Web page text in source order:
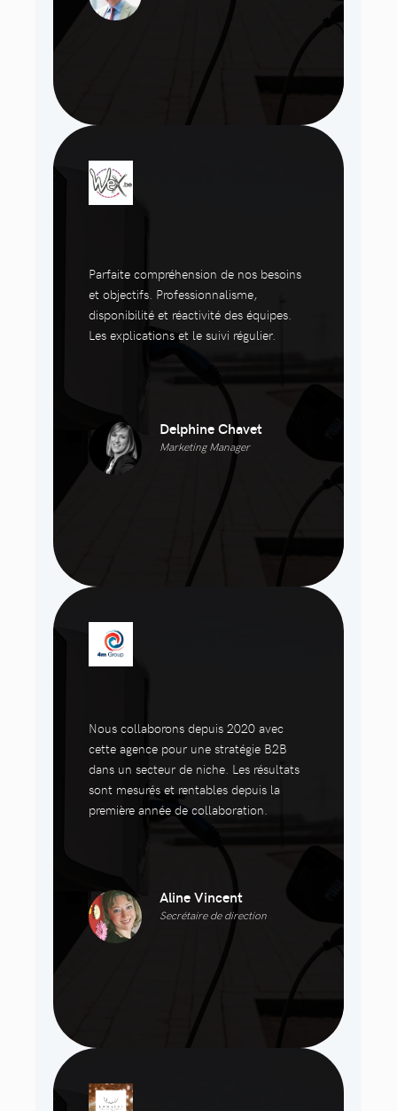
Parfaite compréhension de nos besoins
et objectifs. Professionnalisme,
disponibilité et réactivité des équipes.
Les explications et le suivi régulier.
Delphine Chavet
Marketing Manager
Nous collaborons depuis 2020 avec
cette agence pour une stratégie B2B
dans un secteur de niche. Les résultats
sont mesurés et rentables depuis la
première année de collaboration.
Aline Vincent
Secrétaire de direction